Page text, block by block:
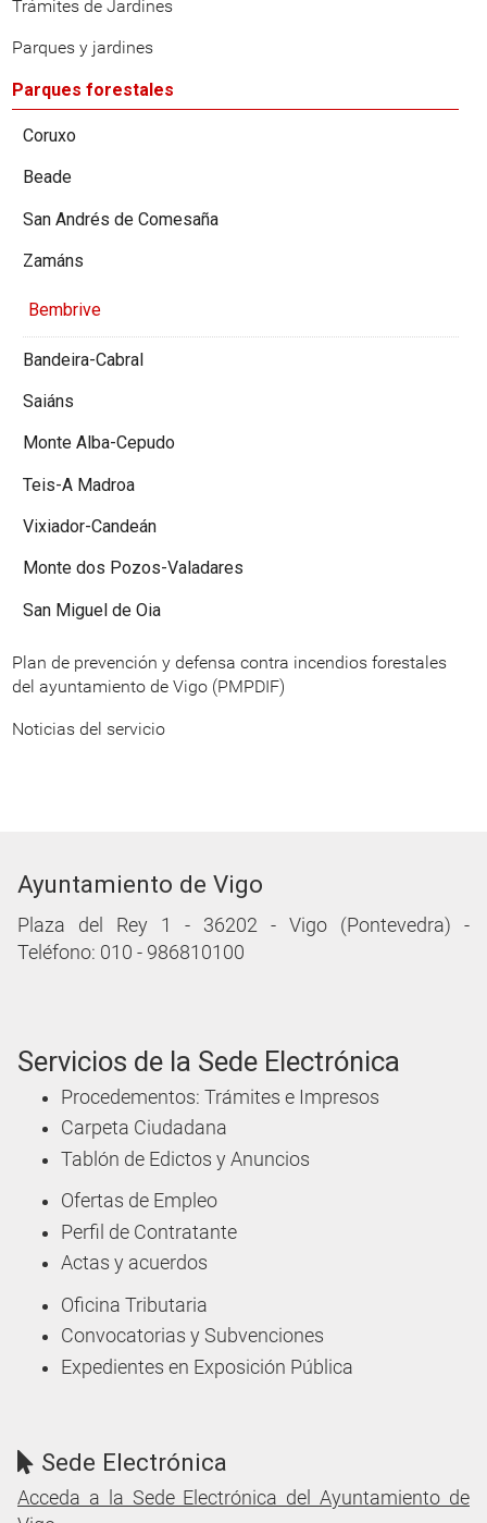
Trámites de Jardines
Parques y jardines
Parques forestales
Coruxo
Beade
San Andrés de Comesaña
Zamáns
Bembrive
Bandeira-Cabral
Saiáns
Monte Alba-Cepudo
Teis-A Madroa
Vixiador-Candeán
Monte dos Pozos-Valadares
San Miguel de Oia
Plan de prevención y defensa contra incendios forestales
del ayuntamiento de Vigo (PMPDIF)
Noticias del servicio
Ayuntamiento de Vigo
Plaza del Rey 1 - 36202 - Vigo (Pontevedra) -
Teléfono: 010 - 986810100
Servicios de la Sede Electrónica
Procedementos: Trámites e Impresos
Carpeta Ciudadana
Tablón de Edictos y Anuncios
Ofertas de Empleo
Perfil de Contratante
Actas y acuerdos
Oficina Tributaria
Convocatorias y Subvenciones
Expedientes en Exposición Pública
Sede Electrónica
Acceda a la Sede Electrónica del Ayuntamiento de